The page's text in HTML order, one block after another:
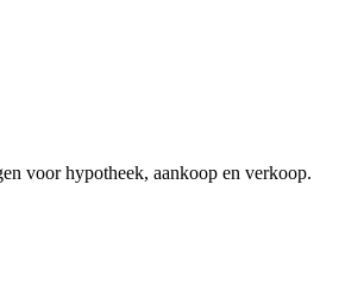
voor hypotheek, aankoop en verkoop.